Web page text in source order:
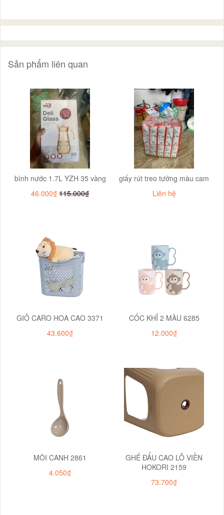
Sản phẩm liên quan
bình nước 1.7L YZH 35 vàng
46.000₫ 115.000₫
giấy rút treo tường màu cam
Liên hệ
GIỎ CARO HOA CAO 3371
43.600₫
CỐC KHỈ 2 MÀU 6285
12.000₫
MÔI CANH 2861
4.050₫
GHẾ ĐẨU CAO LỖ VIỀN
HOKORI 2159
73.700₫